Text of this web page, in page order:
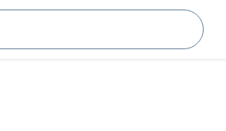
Suchen